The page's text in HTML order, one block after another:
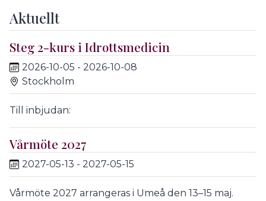
Aktuellt
Steg 2-kurs i Idrottsmedicin
2026-10-05 - 2026-10-08
Stockholm
Till inbjudan:
Vårmöte 2027
2027-05-13 - 2027-05-15
Vårmöte 2027 arrangeras i Umeå den 13–15 maj.